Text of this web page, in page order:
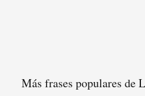
Más frases populares de